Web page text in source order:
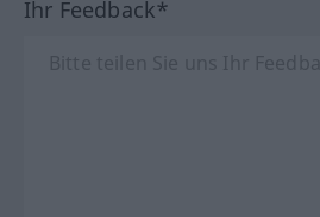
Ihr Feedback*